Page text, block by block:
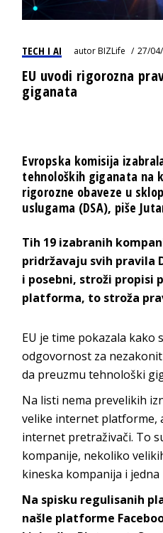
TECH I AI autorBIZLife 27/
EU uvodi rigorozna
giganata
Evropska komisija
tehnoloških giganata na
rigorozne obaveze u
uslugama (DSA), piše
Tih 19 izabranih
pridržavaju svih pravila
i posebni, stroži propisi
platforma, to stroža
EU je time pokazala kako
odgovornost za
da preuzmu tehnološki
Na listi nema prevelikih
velike internet platforme,
internet pretraživači. To
kompanije, nekoliko
kineska kompanija i
Na spisku regulisanih
našle platforme